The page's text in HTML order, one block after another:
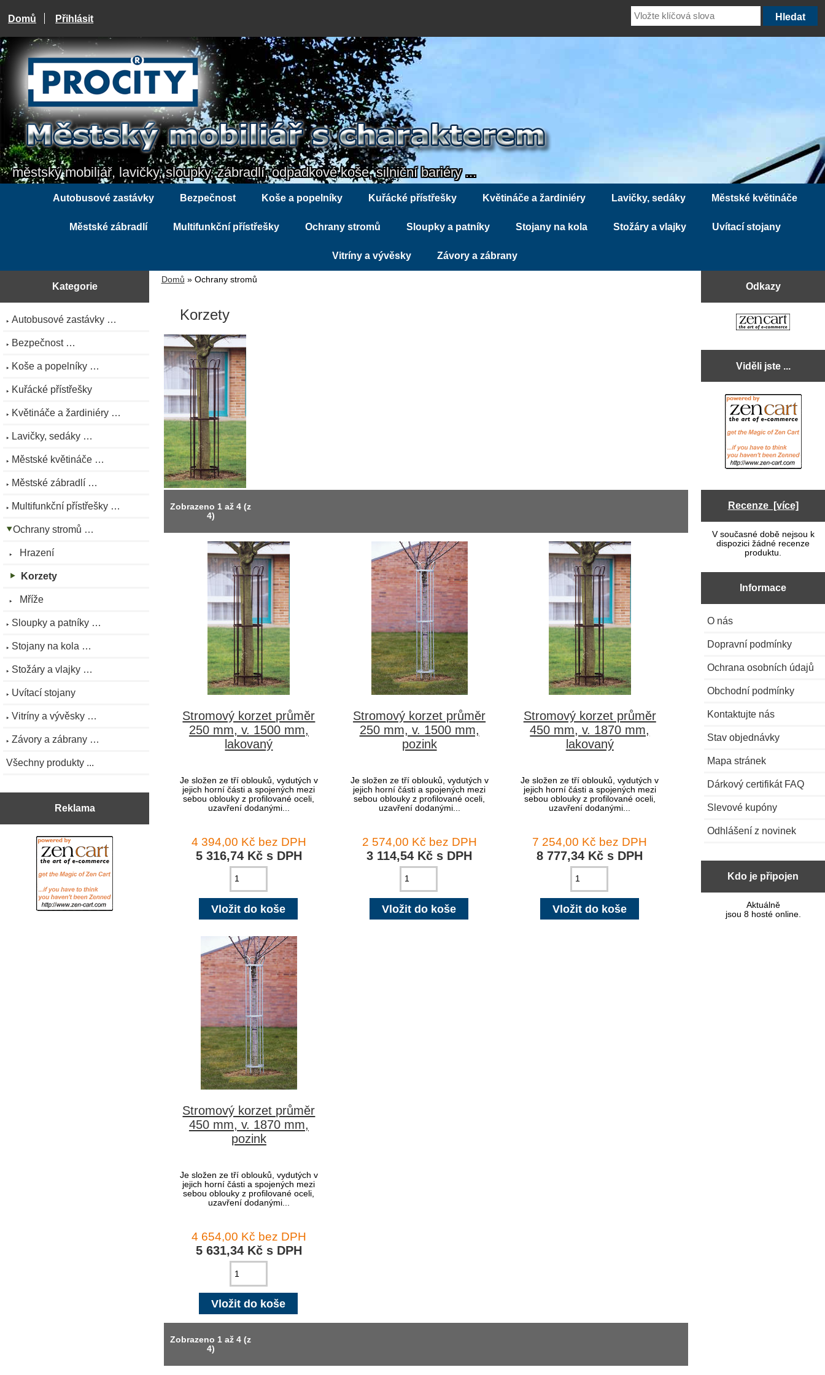
Domů Přihlásit
městský mobiliář, lavičky, sloupky, zábradlí, odpadkové koše, silniční bariéry ...
Autobusové zastávky Bezpečnost Koše a popelníky Kuřácké přístřešky Květináče a žardiniéry Lavičky, sedáky Městské květináče
Městské zábradlí Multifunkční přístřešky Ochrany stromů Sloupky a patníky Stojany na kola Stožáry a vlajky Uvítací stojany
Vitríny a vývěsky Závory a zábrany
Kategorie
Autobusové zastávky …
Bezpečnost …
Koše a popelníky …
Kuřácké přístřešky
Květináče a žardiniéry …
Lavičky, sedáky …
Městské květináče …
Městské zábradlí …
Multifunkční přístřešky …
Ochrany stromů …
Hrazení
Korzety
Mříže
Sloupky a patníky …
Stojany na kola …
Stožáry a vlajky …
Uvítací stojany
Vitríny a vývěsky …
Závory a zábrany …
Všechny produkty ...
Reklama
Domů » Ochrany stromů
Korzety
Zobrazeno 1 až4 (z
4)
Stromový korzet průměr
250 mm, v. 1500 mm,
lakovaný
Je složen ze tří oblouků, vydutých v
jejich horní části a spojených mezi
sebou oblouky z profilované oceli,
uzavření dodanými...
4 394,00 Kč bez DPH
5 316,74 Kč s DPH
Stromový korzet průměr
250 mm, v. 1500 mm,
pozink
Je složen ze tří oblouků, vydutých v
jejich horní části a spojených mezi
sebou oblouky z profilované oceli,
uzavření dodanými...
2 574,00 Kč bez DPH
3 114,54 Kč s DPH
Stromový korzet průměr
450 mm, v. 1870 mm,
lakovaný
Je složen ze tří oblouků, vydutých v
jejich horní části a spojených mezi
sebou oblouky z profilované oceli,
uzavření dodanými...
7 254,00 Kč bez DPH
8 777,34 Kč s DPH
Stromový korzet průměr
450 mm, v. 1870 mm,
pozink
Je složen ze tří oblouků, vydutých v
jejich horní části a spojených mezi
sebou oblouky z profilované oceli,
uzavření dodanými...
4 654,00 Kč bez DPH
5 631,34 Kč s DPH
Zobrazeno 1 až4 (z
4)
Odkazy
Viděli jste ...
Recenze [více]
V současné době nejsou k
dispozici žádné recenze
produktu.
Informace
O nás
Dopravní podmínky
Ochrana osobních údajů
Obchodní podmínky
Kontaktujte nás
Stav objednávky
Mapa stránek
Dárkový certifikát FAQ
Slevové kupóny
Odhlášení z novinek
Kdo je připojen
Aktuálně
jsou 8 hosté online.